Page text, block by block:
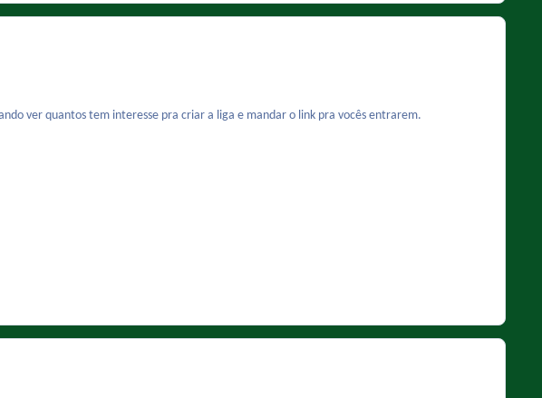
ver quantos tem interesse pra criar a liga e mandar o link pra vocês entrarem.